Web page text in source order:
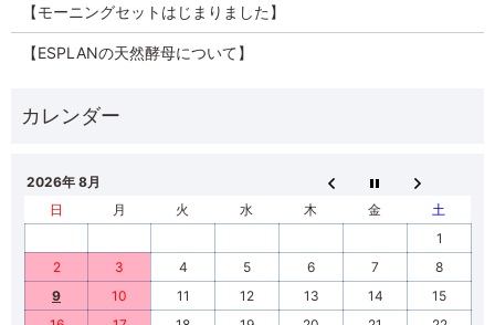
【モーニングセットはじまりました】
【ESPLANの天然酵母について】
2026年 8月
日
月 火 水 木 金
土
1
2
3 4 5 6 7
8
9
10 11 12 13 14
15